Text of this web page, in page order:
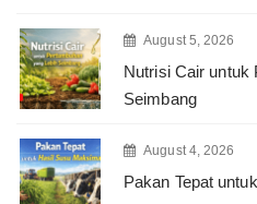
August 5, 2026
Nutrisi Cair untuk
Seimbang
August 4, 2026
Pakan Tepat